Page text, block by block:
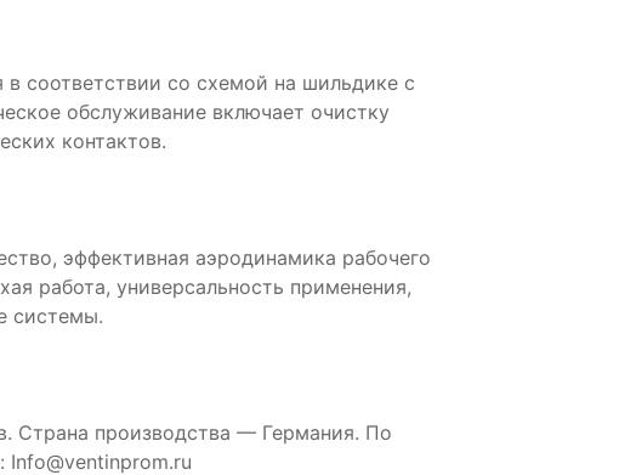
соответствии со схемой на шильдике с
обслуживание включает очистку
контактов.
эффективная аэродинамика рабочего
работа, универсальность применения,
системы.
Страна производства — Германия. По
Info@ventinprom.ru